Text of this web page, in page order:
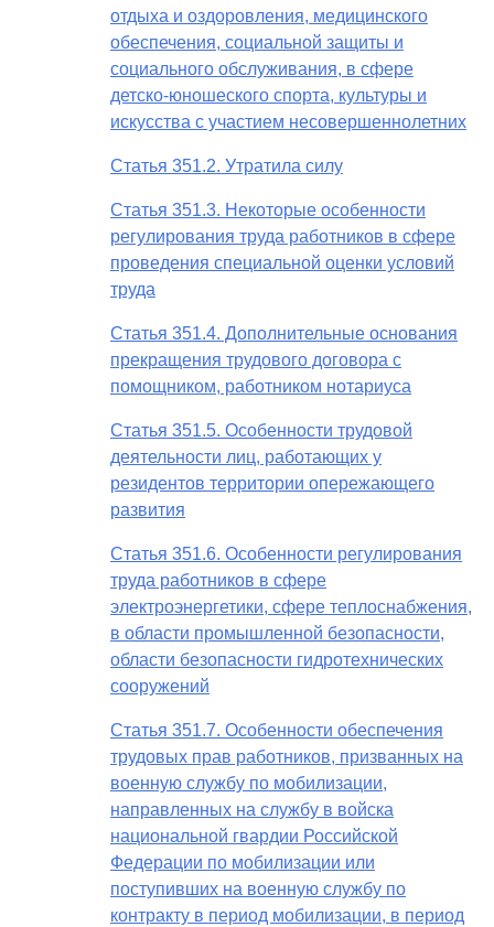
отдыха и оздоровления, медицинского
обеспечения, социальной защиты и
социального обслуживания, в сфере
детско-юношеского спорта, культуры и
искусства с участием несовершеннолетних
Статья 351.2. Утратила силу
Статья 351.3. Некоторые особенности
регулирования труда работников в сфере
проведения специальной оценки условий
труда
Статья 351.4. Дополнительные основания
прекращения трудового договора с
помощником, работником нотариуса
Статья 351.5. Особенности трудовой
деятельности лиц, работающих у
резидентов территории опережающего
развития
Статья 351.6. Особенности регулирования
труда работников в сфере
электроэнергетики, сфере теплоснабжения,
в области промышленной безопасности,
области безопасности гидротехнических
сооружений
Статья 351.7. Особенности обеспечения
трудовых прав работников, призванных на
военную службу по мобилизации,
направленных на службу в войска
национальной гвардии Российской
Федерации по мобилизации или
поступивших на военную службу по
контракту в период мобилизации, в период